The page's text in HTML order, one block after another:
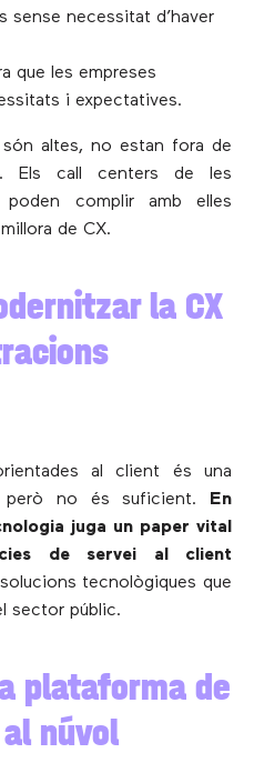
sense necessitat d’haver
que les empreses
i expectatives.
altes, no estan fora de
Els call centers de les
poden complir amb elles
de CX.
la CX
al client és una
però no és suficient.
En
juga un paper vital
de servei al client
tecnològiques que
sector públic.
plataforma de
núvol